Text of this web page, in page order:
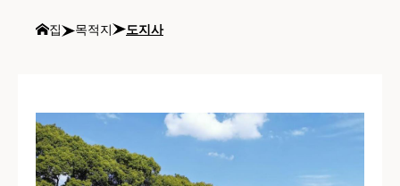
집 목적지 도지사